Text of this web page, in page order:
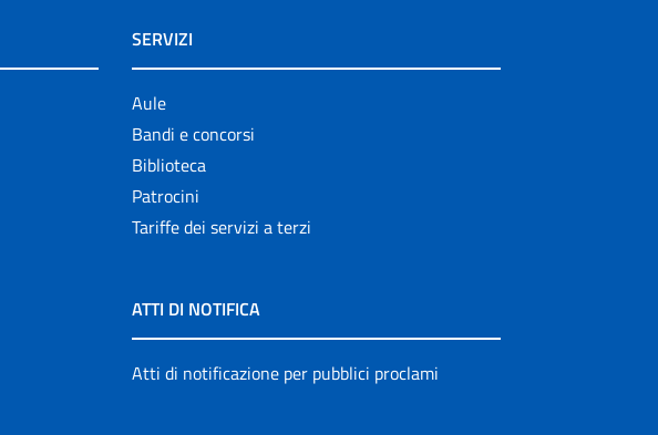
SERVIZI
Aule
Bandi e concorsi
Biblioteca
Patrocini
Tariffe dei servizi a terzi
ATTI DI NOTIFICA
Atti di notificazione per pubblici proclami